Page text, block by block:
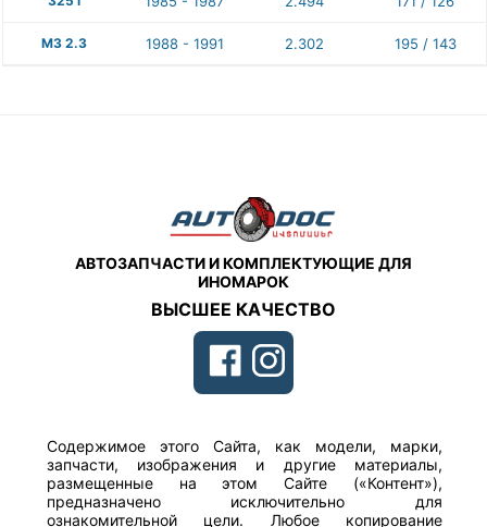
M3 2.3 1988 - 1991 2.302 195 / 143
АВТОЗАПЧАСТИ И КОМПЛЕКТУЮЩИЕ ДЛЯ
ИНОМАРОК
ВЫСШЕЕ КАЧЕСТВО
Содержимое этого Сайта, как модели, марки,
запчасти, изображения и другие материалы,
размещенные на этом Сайте («Контент»),
предназначено исключительно для
ознакомительной цели. Любое копирование